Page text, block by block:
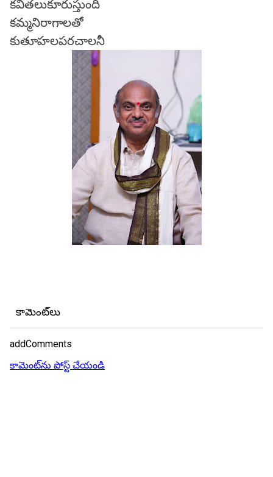
కవితలుకూరుస్తుంది
కమ్మనిరాగాలతో
కుతూహలపరచాలనీ
కామెంట్‌లు
addComments
కామెంట్‌ను పోస్ట్ చేయండి